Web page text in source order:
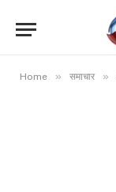
Home » समाचार »